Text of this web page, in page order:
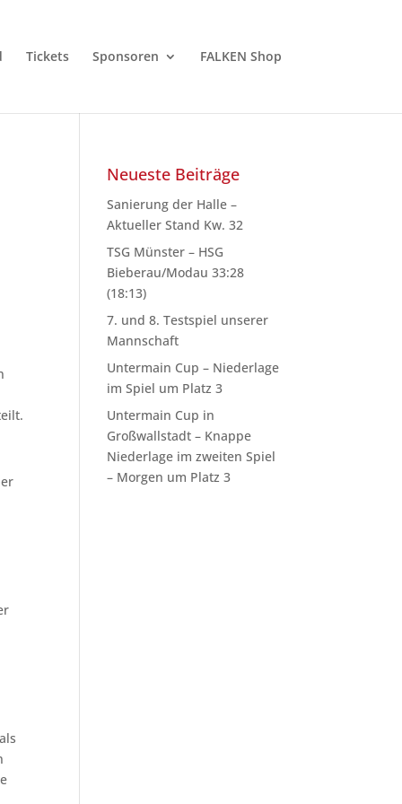
Tickets Sponsoren FALKEN Shop
Neueste Beiträge
Sanierung der Halle –
Aktueller Stand Kw. 32
TSG Münster – HSG
Bieberau/Modau 33:28
(18:13)
7. und 8. Testspiel unserer
Mannschaft
Untermain Cup – Niederlage
im Spiel um Platz 3
Untermain Cup in
Großwallstadt – Knappe
Niederlage im zweiten Spiel
– Morgen um Platz 3